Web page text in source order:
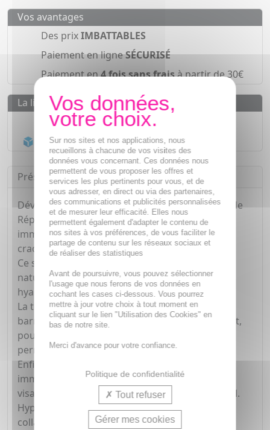
Vos avantages
Des prixIMBATTABLES
Paiement en ligneSÉCURISÉ
Paiement en4 fois sans fraisà partir de 30€
La livraison
Livraison gratuite dès55€
Acheminement Chronoposten 24h*
Présentation
Développé avec des dermatologues, la Pommade
Réparatrice Intensive protège et apaise
immédiatement les peaux très sèches, abîmées,
craquelées.
Ce soin enrichi aux 3 céramides essentiels
naturellement présents dans la peau et à l'acide
hyaluronique restaure la barrière cutanée.
La texture pommade semi-occlusive forme une
barrière protectrice, comme un effet pansement,
pour protéger les peaux abîmées tout en
permettant à la peau de "respirer".
Enfin, le panthénol permet d'apaiser
immédiatement la peau. Formule multi-usages
visage, corps et lèvres. Sans parfum. Sans alcool.
Hypoallergénique. Texture transparente non
collante. Pour toute la famille.
Sur nos sites et nos applications, nous
recueillons à chacune de vos visites des
données vous concernant. Ces données nous
permettent de vous proposer les offres et
services les plus pertinents pour vous, et de
vous adresser, en direct ou via des partenaires,
des communications et publicités personnalisées
et de mesurer leur efficacité. Elles nous
permettent également d'adapter le contenu de
nos sites à vos préférences, de vous faciliter le
partage de contenu sur les réseaux sociaux et
de réaliser des statistiques
Avant de poursuivre, vous pouvez sélectionner
l'usage que nous ferons de vos données en
cochant les cases ci-dessous. Vous pourrez
mettre à jour votre choix à tout moment en
cliquant sur le lien "Utilisation des Cookies" en
bas de notre site.
Merci d'avance pour votre confiance.
Politique de confidentialité
Tout refuser
Gérer mes cookies